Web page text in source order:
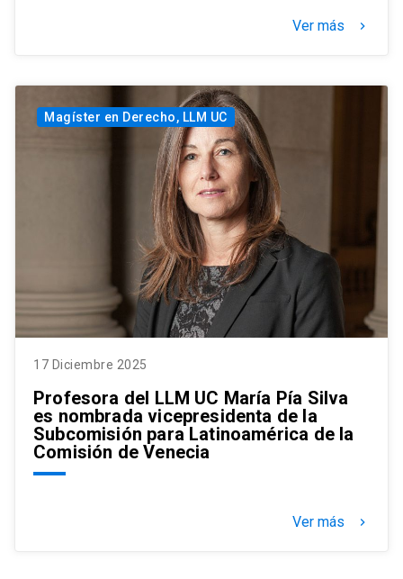
Ver más keyboard_arrow_right
Magíster en Derecho, LLM UC
17 Diciembre 2025
Profesora del LLM UC María Pía Silva
es nombrada vicepresidenta de la
Subcomisión para Latinoamérica de la
Comisión de Venecia
Ver más keyboard_arrow_right